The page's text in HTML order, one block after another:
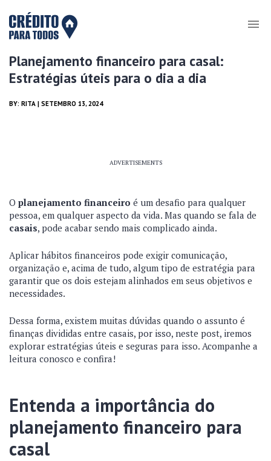
Planejamento financeiro para casal:
Estratégias úteis para o dia a dia
BY: RITA | SETEMBRO 13, 2024
ADVERTISEMENTS
O planejamento financeiro é um desafio para qualquer
pessoa, em qualquer aspecto da vida. Mas quando se fala de
casais, pode acabar sendo mais complicado ainda.
Aplicar hábitos financeiros pode exigir comunicação,
organização e, acima de tudo, algum tipo de estratégia para
garantir que os dois estejam alinhados em seus objetivos e
necessidades.
Dessa forma, existem muitas dúvidas quando o assunto é
finanças divididas entre casais, por isso, neste post, iremos
explorar estratégias úteis e seguras para isso. Acompanhe a
leitura conosco e confira!
Entenda a importância do
planejamento financeiro para
casal